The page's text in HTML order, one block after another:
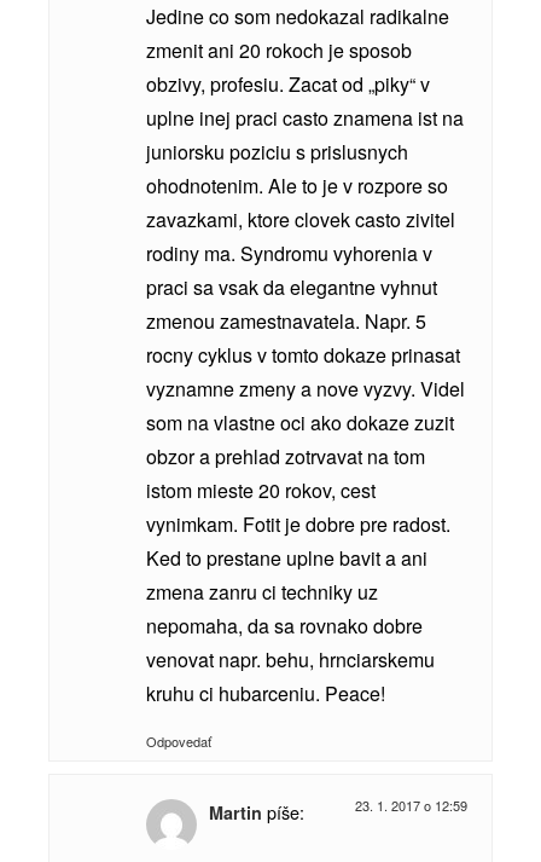
Jedine co som nedokazal radikalne
zmenit ani 20 rokoch je sposob
obzivy, profesiu. Zacat od „piky“ v
uplne inej praci casto znamena ist na
juniorsku poziciu s prislusnych
ohodnotenim. Ale to je v rozpore so
zavazkami, ktore clovek casto zivitel
rodiny ma. Syndromu vyhorenia v
praci sa vsak da elegantne vyhnut
zmenou zamestnavatela. Napr. 5
rocny cyklus v tomto dokaze prinasat
vyznamne zmeny a nove vyzvy. Videl
som na vlastne oci ako dokaze zuzit
obzor a prehlad zotrvavat na tom
istom mieste 20 rokov, cest
vynimkam. Fotit je dobre pre radost.
Ked to prestane uplne bavit a ani
zmena zanru ci techniky uz
nepomaha, da sa rovnako dobre
venovat napr. behu, hrnciarskemu
kruhu ci hubarceniu. Peace!
Odpovedať
Martin píše: 23. 1. 2017 o 12:59